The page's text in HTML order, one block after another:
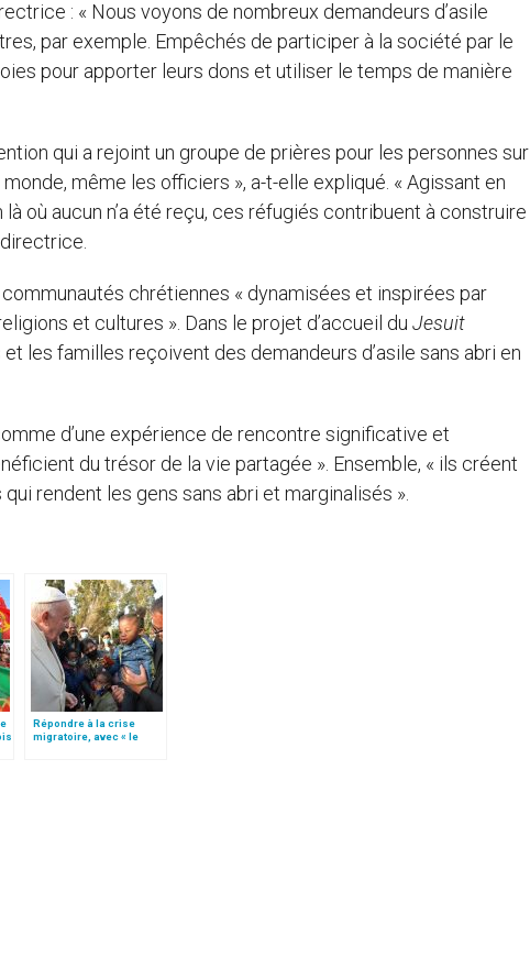
: « Nous voyons de nombreux demandeurs d’asile
par exemple. Empêchés de participer à la société par le
pour apporter leurs dons et utiliser le temps de manière
qui a rejoint un groupe de prières pour les personnes sur
même les officiers », a-t-elle expliqué. « Agissant en
où aucun n’a été reçu, ces réfugiés contribuent à construire
chrétiennes « dynamisées et inspirées par
et cultures ». Dans le projet d’accueil du Jesuit
les familles reçoivent des demandeurs d’asile sans abri en
d’une expérience de rencontre significative et
du trésor de la vie partagée ». Ensemble, « ils créent
rendent les gens sans abri et marginalisés ».
Répondre à la crise
migratoire, avec « le